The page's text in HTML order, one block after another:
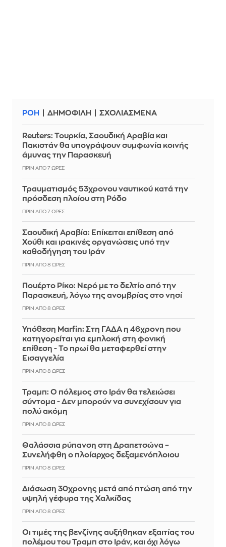
ΡΟΗ ΔΗΜΟΦΙΛΗ ΣΧΟΛΙΑΣΜΕΝΑ
Reuters: Τουρκία, Σαουδική Αραβία και
Πακιστάν θα υπογράψουν συμφωνία κοινής
άμυνας την Παρασκευή
ΠΡΙΝ ΑΠΌ 7 ΏΡΕΣ
Τραυματισμός 53χρονου ναυτικού κατά την
πρόσδεση πλοίου στη Ρόδο
ΠΡΙΝ ΑΠΌ 7 ΏΡΕΣ
Σαουδική Αραβία: Επίκειται επίθεση από
Χούθι και ιρακινές οργανώσεις υπό την
καθοδήγηση του Ιράν
ΠΡΙΝ ΑΠΌ 8 ΏΡΕΣ
Πουέρτο Ρίκο: Νερό με το δελτίο από την
Παρασκευή, λόγω της ανομβρίας στο νησί
ΠΡΙΝ ΑΠΌ 8 ΏΡΕΣ
Υπόθεση Marfin: Στη ΓΑΔΑ η 46χρονη που
κατηγορείται για εμπλοκή στη φονική
επίθεση - Το πρωί θα μεταφερθεί στην
Εισαγγελία
ΠΡΙΝ ΑΠΌ 8 ΏΡΕΣ
Τραμπ: Ο πόλεμος στο Ιράν θα τελειώσει
σύντομα - Δεν μπορούν να συνεχίσουν για
πολύ ακόμη
ΠΡΙΝ ΑΠΌ 8 ΏΡΕΣ
Θαλάσσια ρύπανση στη Δραπετσώνα –
Συνελήφθη ο πλοίαρχος δεξαμενόπλοιου
ΠΡΙΝ ΑΠΌ 8 ΏΡΕΣ
Διάσωση 30χρονης μετά από πτώση από την
υψηλή γέφυρα της Χαλκίδας
ΠΡΙΝ ΑΠΌ 8 ΏΡΕΣ
Οι τιμές της βενζίνης αυξήθηκαν εξαιτίας του
πολέμου του Τραμπ στο Ιράν, και όχι λόγω